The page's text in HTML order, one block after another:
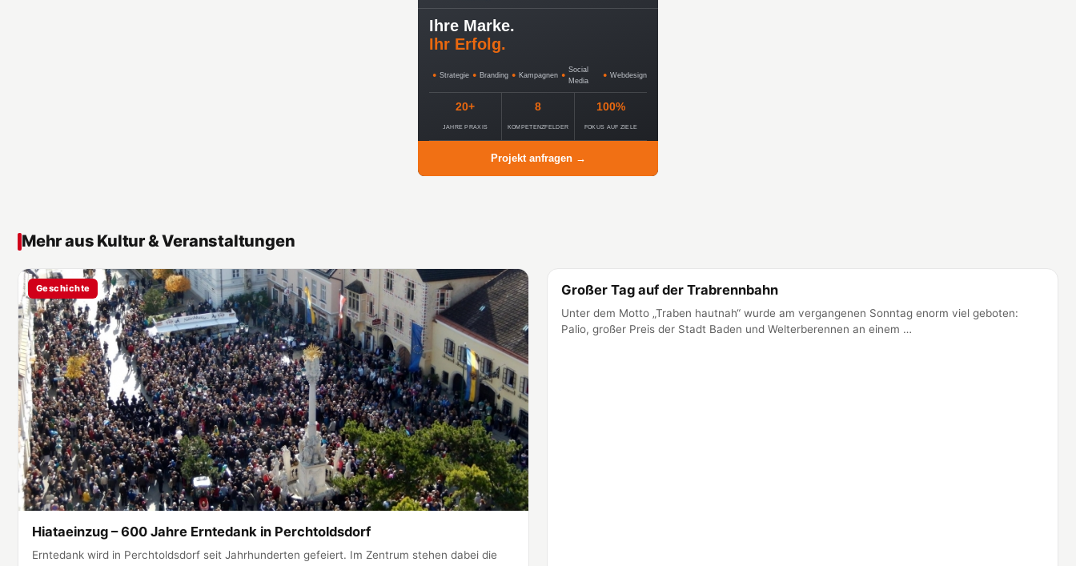
Ihre Marke.
Ihr Erfolg.
● Strategie ● Branding ● Kampagnen ●
Social
Media
● Webdesign
20+
JAHRE PRAXIS
8
KOMPETENZFELDER
100%
FOKUS AUF ZIELE
Projekt anfragen →
Mehr aus Kultur & Veranstaltungen
Geschichte
Hiataeinzug – 600 Jahre Erntedank in Perchtoldsdorf
Erntedank wird in Perchtoldsdorf seit Jahrhunderten gefeiert. Im Zentrum stehen dabei die
Baden
Großer Tag auf der Trabrennbahn
Unter dem Motto „Traben hautnah“ wurde am vergangenen Sonntag enorm viel geboten:
Palio, großer Preis der Stadt Baden und Welterberennen an einem …